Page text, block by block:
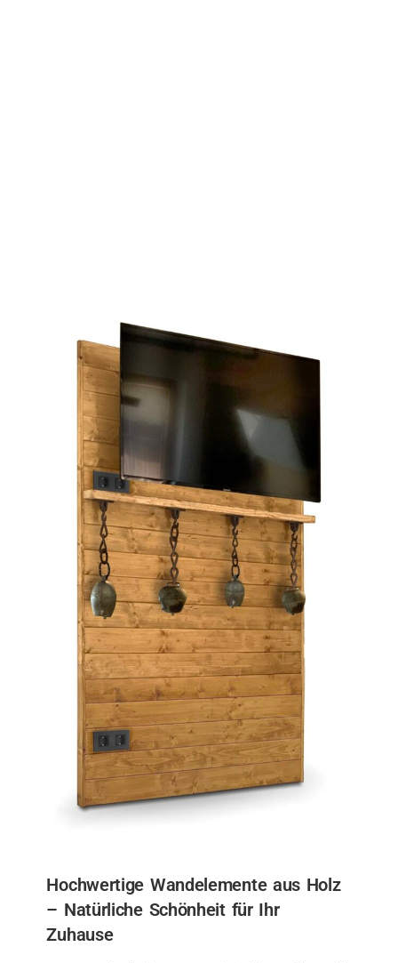
Hochwertige Wandelemente aus Holz
– Natürliche Schönheit für Ihr
Zuhause